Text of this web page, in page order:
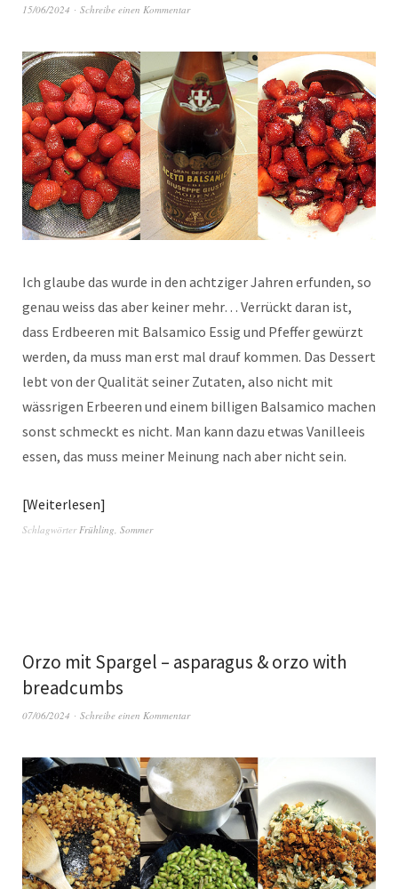
15/06/2024 Schreibe einen Kommentar
Ich glaube das wurde in den achtziger Jahren erfunden, so
genau weiss das aber keiner mehr… Verrückt daran ist,
dass Erdbeeren mit Balsamico Essig und Pfeffer gewürzt
werden, da muss man erst mal drauf kommen. Das Dessert
lebt von der Qualität seiner Zutaten, also nicht mit
wässrigen Erbeeren und einem billigen Balsamico machen
sonst schmeckt es nicht. Man kann dazu etwas Vanilleeis
essen, das muss meiner Meinung nach aber nicht sein.
Weiterlesen
Schlagwörter Frühling Sommer
Orzo mit Spargel – asparagus & orzo with
breadcumbs
07/06/2024 Schreibe einen Kommentar